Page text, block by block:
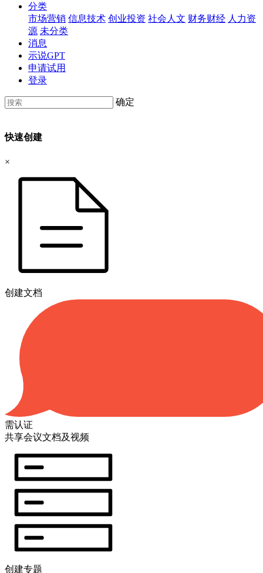
分类
市场营销 信息技术 创业投资 社会人文 财务财经 人力资
源 未分类
消息
示说GPT
申请试用
登录
确定
快速创建
×
创建文档
需认证
共享会议文档及视频
创建专题